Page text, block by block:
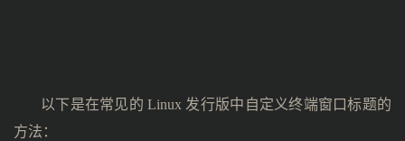
以下是在常见的 Linux 发行版中自定义终端窗口标题的
方法：